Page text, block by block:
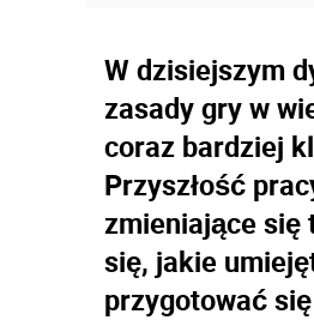
W dzisiejszym
zasady gry w
coraz bardziej
Przyszłość
zmieniające się
się, jakie
przygotować